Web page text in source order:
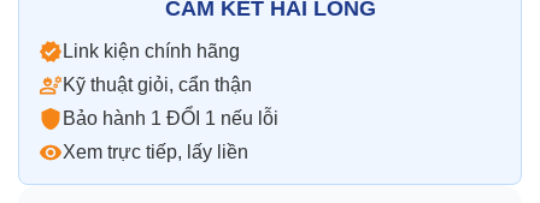
CAM KẾT HÀI LÒNG
Link kiện chính hãng
Kỹ thuật giỏi, cẩn thận
Bảo hành 1 ĐỔI 1 nếu lỗi
Xem trực tiếp, lấy liền